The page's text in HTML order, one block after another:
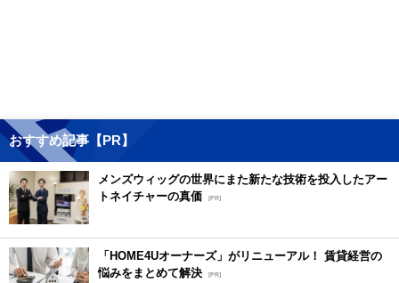
おすすめ記事【PR】
メンズウィッグの世界にまた新たな技術を投入したアー
トネイチャーの真価 [PR]
「HOME4Uオーナーズ」がリニューアル！ 賃貸経営の
悩みをまとめて解決 [PR]